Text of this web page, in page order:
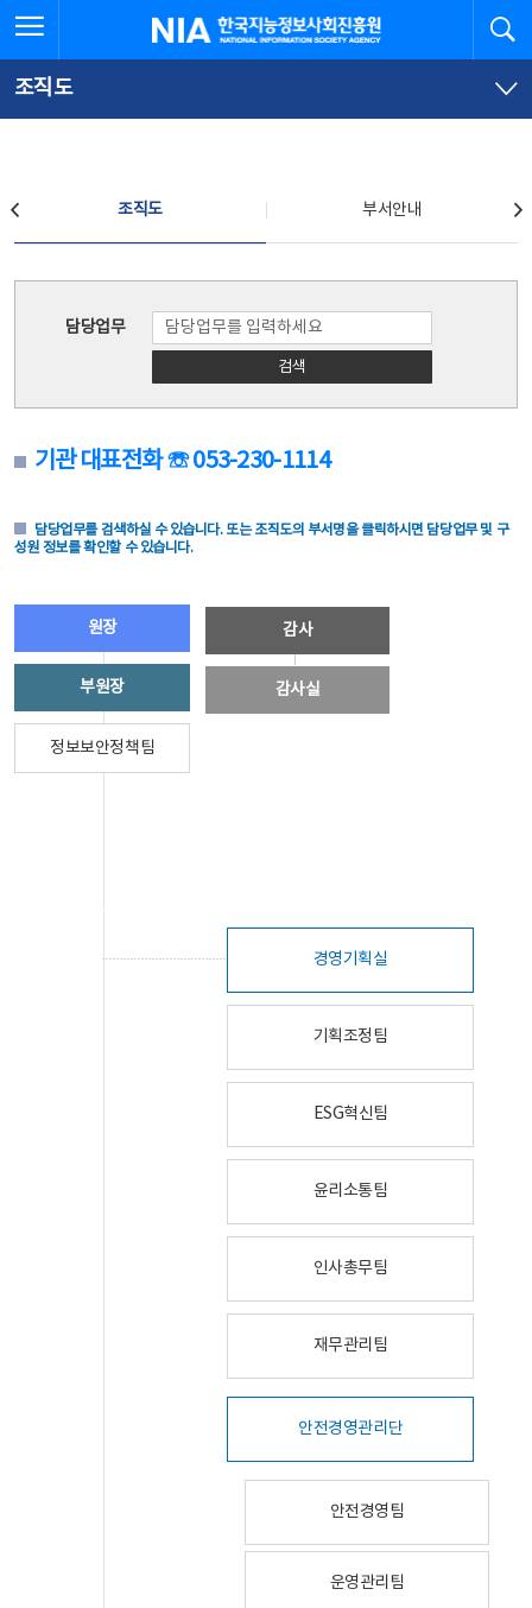
문
로
가
체
뉴
바
가
한국지능정보사회진흥원
조직도
조직도 부서안내
담당업무
검색
기관 대표전화 ☏ 053-230-1114
담당업무를 검색하실 수 있습니다. 또는 조직도의 부서명을 클릭하시면 담당업무 및 구
성원 정보를 확인할 수 있습니다.
원장
부원장
정보보안정책팀
감사
감사실
경영기획실
기획조정팀
ESG혁신팀
윤리소통팀
인사총무팀
재무관리팀
안전경영관리단
안전경영팀
운영관리팀